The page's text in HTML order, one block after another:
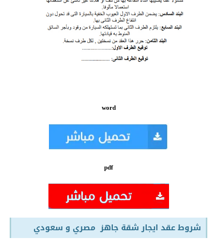
word
pdf
شروط عقد ايجار شقة جاهز مصري و سعودي